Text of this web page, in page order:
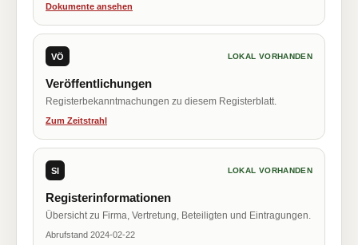
Dokumente ansehen
VÖ LOKAL VORHANDEN
Veröffentlichungen
Registerbekanntmachungen zu diesem Registerblatt.
Zum Zeitstrahl
SI LOKAL VORHANDEN
Registerinformationen
Übersicht zu Firma, Vertretung, Beteiligten und Eintragungen.
Abrufstand 2024-02-22